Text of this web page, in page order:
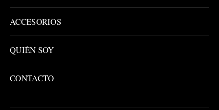
ACCESORIOS
QUIÉN SOY
CONTACTO